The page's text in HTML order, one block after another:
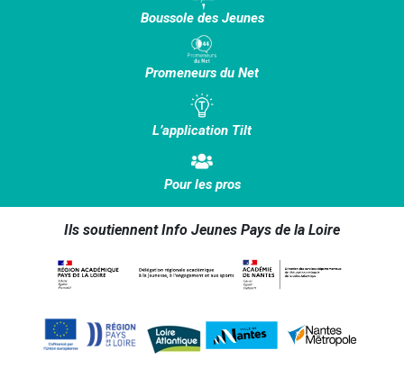
Boussole des Jeunes
Promeneurs du Net
L’application Tilt
Pour les pros
Ils soutiennent Info Jeunes Pays de la Loire